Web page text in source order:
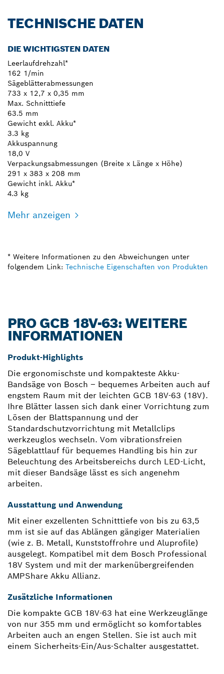
TECHNISCHE DATEN
DIE WICHTIGSTEN DATEN
Leerlaufdrehzahl*
162 1/min
Sägeblätterabmessungen
733 x 12,7 x 0,35 mm
Max. Schnitttiefe
63.5 mm
Gewicht exkl. Akku*
3.3 kg
Akkuspannung
18,0 V
Verpackungsabmessungen (Breite x Länge x Höhe)
291 x 383 x 208 mm
Gewicht inkl. Akku*
4.3 kg
Mehr anzeigen
* Weitere Informationen zu den Abweichungen unter
folgendem Link: Technische Eigenschaften von Produkten
PRO GCB 18V-63: WEITERE
INFORMATIONEN
Produkt-Highlights
Die ergonomischste und kompakteste Akku-
Bandsäge von Bosch – bequemes Arbeiten auch auf
engstem Raum mit der leichten GCB 18V-63 (18V).
Ihre Blätter lassen sich dank einer Vorrichtung zum
Lösen der Blattspannung und der
Standardschutzvorrichtung mit Metallclips
werkzeuglos wechseln. Vom vibrationsfreien
Sägeblattlauf für bequemes Handling bis hin zur
Beleuchtung des Arbeitsbereichs durch LED-Licht,
mit dieser Bandsäge lässt es sich angenehm
arbeiten.
Ausstattung und Anwendung
Mit einer exzellenten Schnitttiefe von bis zu 63,5
mm ist sie auf das Ablängen gängiger Materialien
(wie z. B. Metall, Kunststoffrohre und Aluprofile)
ausgelegt. Kompatibel mit dem Bosch Professional
18V System und mit der markenübergreifenden
AMPShare Akku Allianz.
Zusätzliche Informationen
Die kompakte GCB 18V-63 hat eine Werkzeuglänge
von nur 355 mm und ermöglicht so komfortables
Arbeiten auch an engen Stellen. Sie ist auch mit
einem Sicherheits-Ein/Aus-Schalter ausgestattet.